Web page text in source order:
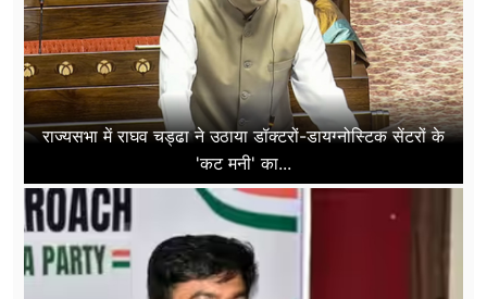
राज्यसभा में राघव चड्ढा ने उठाया डॉक्टरों-डायग्नोस्टिक सेंटरों के
'कट मनी' का...